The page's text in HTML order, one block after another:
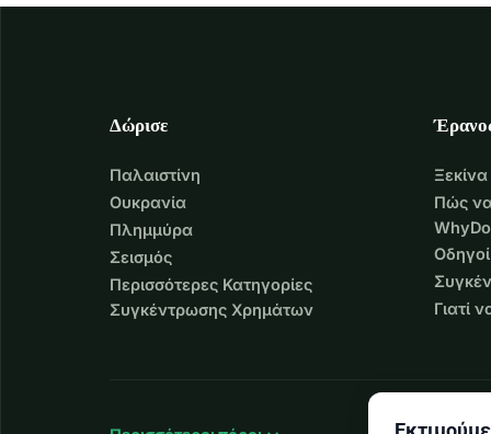
Δώρισε
Παλαιστίνη
Ουκρανία
Πλημμύρα
Σεισμός
Περισσότερες Κατηγορίες
Συγκέντρωσης Χρημάτων
Πώς να
Γιατί